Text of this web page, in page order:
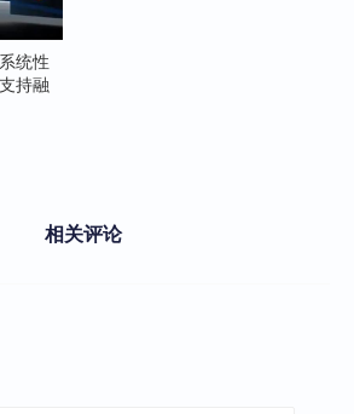
统性
持融
相关评论